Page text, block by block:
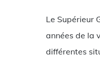
Le Supérieur
années de la
différentes